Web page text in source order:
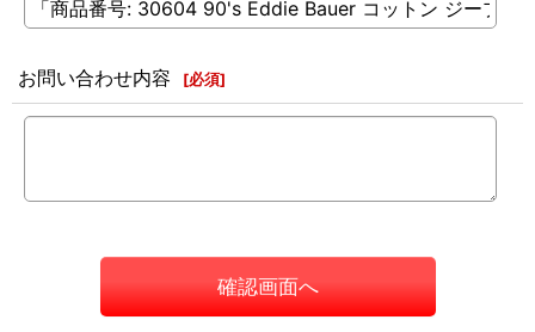
お問い合わせ内容 [必須]
確認画面へ